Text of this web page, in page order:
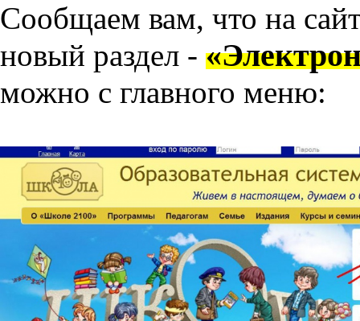
Сообщаем вам, что на
новый раздел -
можно с главного меню: